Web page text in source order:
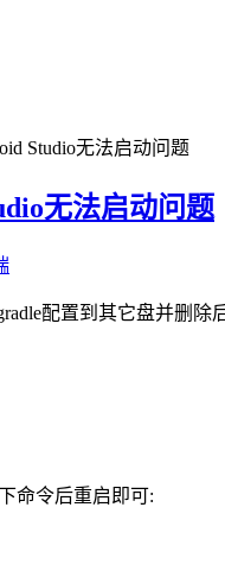
Studio无法启动问题
无法启动问题
配置到其它盘并删除
命令后重启即可: